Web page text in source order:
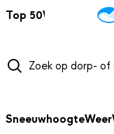
Top 50Webcams
SneeuwhoogteWeer